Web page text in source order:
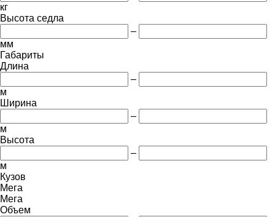
кг
Высота седла
–
мм
Габариты
Длина
–
м
Ширина
–
м
Высота
–
м
Кузов
Мега
Мега
Объем